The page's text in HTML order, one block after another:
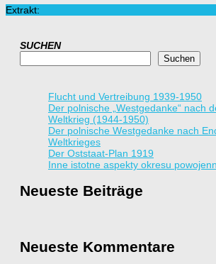
Extrakt:
SUCHEN
Suchen
Flucht und Vertreibung 1939-1950
Der polnische „Westgedanke“ nach
Weltkrieg (1944-1950)
Der polnische Westgedanke nach
Weltkrieges
Der Oststaat-Plan 1919
Inne istotne aspekty okresu
Neueste Beiträge
Neueste Kommentare